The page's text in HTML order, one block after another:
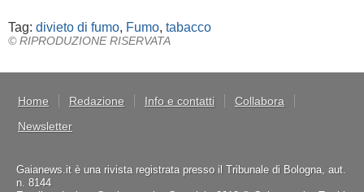
Tag: divieto di fumo, Fumo, tabacco
© RIPRODUZIONE RISERVATA
Home Redazione Info e contatti
Collabora
Newsletter
Gaianews.it è una rivista registrata presso il Tribunale di Bologna, aut.
n. 8144